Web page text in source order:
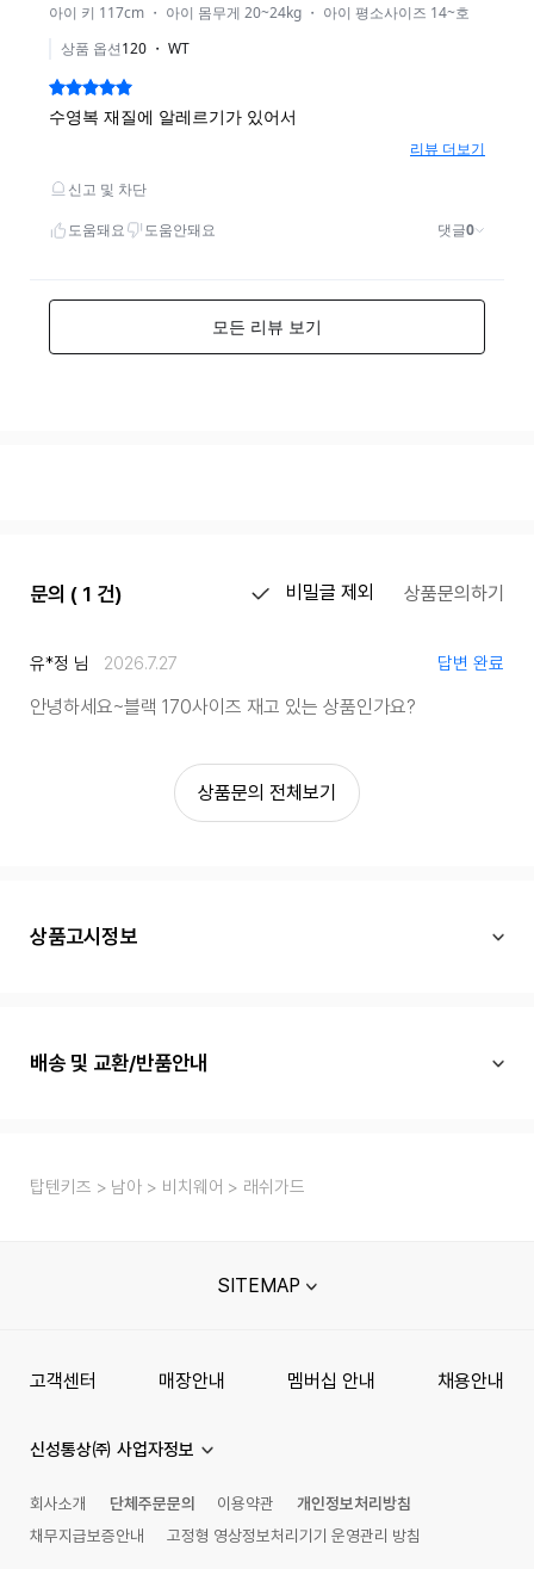
문의 ( 1 건) 비밀글 제외 상품문의하기
유*정 님 2026.7.27 답변 완료
안녕하세요~블랙 170사이즈 재고 있는 상품인가요?
상품문의 전체보기
상품고시정보
배송 및 교환/반품안내
탑텐키즈 남아 비치웨어 래쉬가드
SITEMAP
고객센터 매장안내 멤버십 안내 채용안내
신성통상㈜ 사업자정보
회사소개 단체주문문의 이용약관
개인정보처리방침
채무지급보증안내
고정형 영상정보처리기기 운영관리 방침